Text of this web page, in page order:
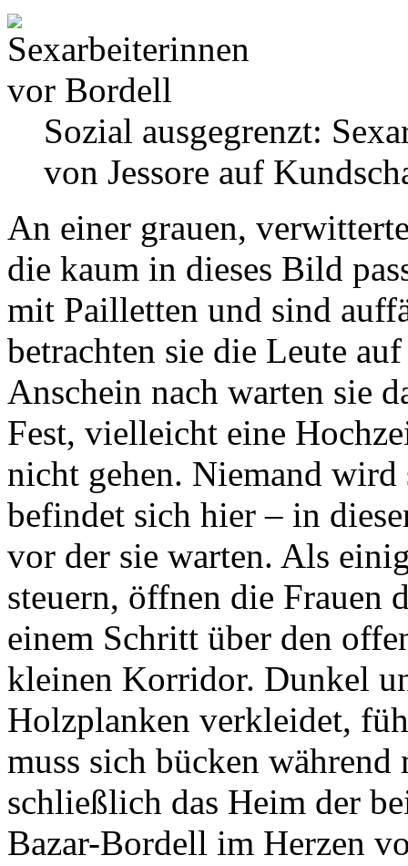
Sozial ausgegrenzt:
von Jessore auf
An einer grauen,
die kaum in dieses Bild
mit Pailletten und sind
betrachten sie die Leute
Anschein nach warten sie
Fest, vielleicht eine
nicht gehen. Niemand wird
befindet sich hier – in
vor der sie warten. Als
steuern, öffnen die Frauen
einem Schritt über den
kleinen Korridor. Dunkel
Holzplanken verkleidet,
muss sich bücken
schließlich das Heim der
Bazar-Bordell im Herzen